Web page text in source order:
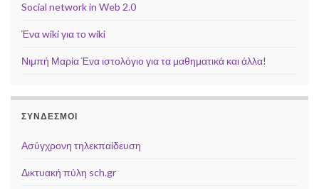
Social network in Web 2.0
Ένα wiki για το wiki
Νιμπή Μαρία Ένα ιστολόγιο για τα μαθηματικά και άλλα!
ΣΥΝΔΕΣΜΟΙ
Ασύγχρονη τηλεκπαίδευση
Δικτυακή πύλη sch.gr